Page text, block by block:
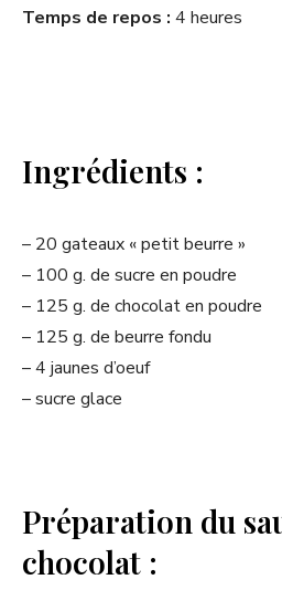
Temps de repos : 4 heures
Ingrédients :
– 20 gateaux « petit beurre »
– 100 g. de sucre en poudre
– 125 g. de chocolat en poudre
– 125 g. de beurre fondu
– 4 jaunes d’oeuf
– sucre glace
Préparation du
chocolat :